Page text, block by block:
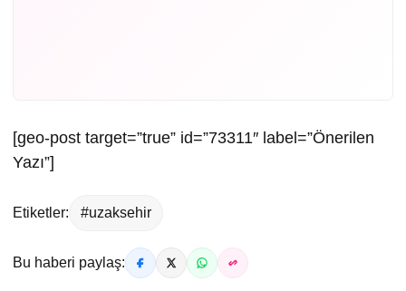
[geo-post target=”true” id=”73311″ label=”Önerilen
Yazı”]
Etiketler: #uzaksehir
Bu haberi paylaş: